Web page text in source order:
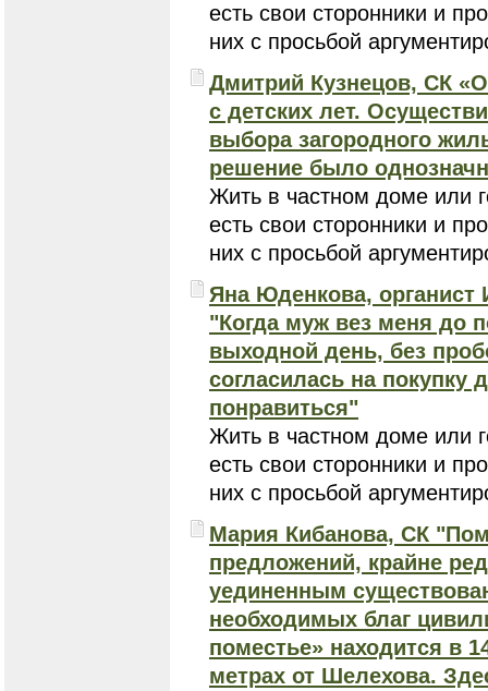
есть свои сторонники и
них с просьбой
Дмитрий Кузнецов, СК
с детских лет.
выбора загородного
решение было
Жить в частном доме или
есть свои сторонники и
них с просьбой
Яна Юденкова, органист
"Когда муж вез меня до
выходной день, без
согласилась на
понравиться"
Жить в частном доме или
есть свои сторонники и
них с просьбой
Мария Кибанова, СК
предложений, крайне
уединенным
необходимых благ
поместье» находится в
метрах от Шелехова.